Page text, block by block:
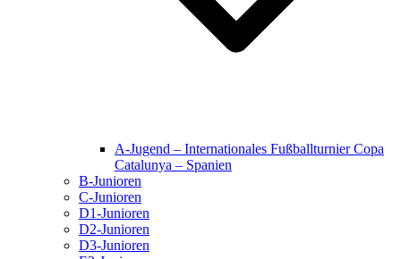
A-Jugend – Internationales Fußballturnier Copa
Catalunya – Spanien
B-Junioren
C-Junioren
D1-Junioren
D2-Junioren
D3-Junioren